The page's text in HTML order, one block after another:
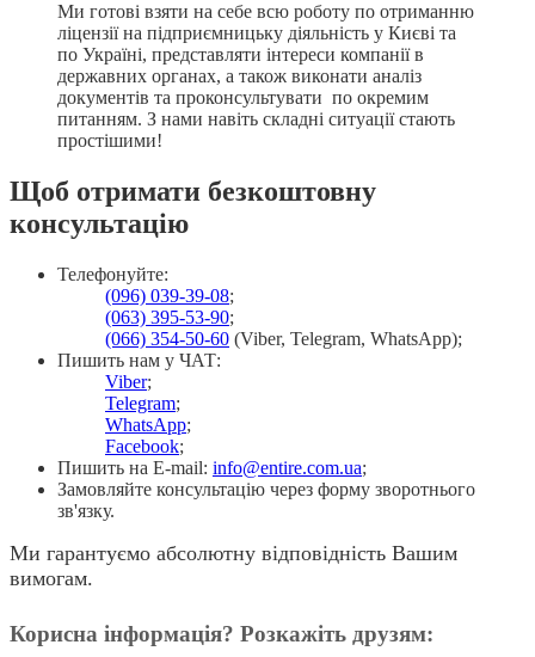
Ми готові взяти на себе всю роботу по отриманню
ліцензії на підприємницьку діяльність у Києві та
по Україні, представляти інтереси компанії в
державних органах, а також виконати аналіз
документів та проконсультувати по окремим
питанням. З нами навіть складні ситуації стають
простішими!
Щоб отримати безкоштовну
консультацію
Телефонуйте:
(096) 039-39-08;
(063) 395-53-90;
(066) 354-50-60 (Viber, Telegram, WhatsApp);
Пишить нам у ЧАТ:
Viber;
Telegram;
WhatsApp;
Facebook;
Пишить на E-mail: info@entire.com.ua;
Замовляйте консультацію через форму зворотнього
зв'язку.
Ми гарантуємо абсолютну відповідність Вашим
вимогам.
Корисна інформація? Розкажіть друзям: